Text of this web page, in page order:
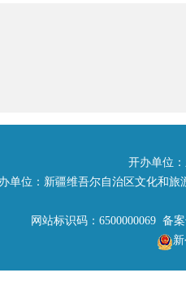
化遗产传
产系统性保
开办单位
单位：新疆维吾尔自治区文化和
网站标识码：6500000069 备